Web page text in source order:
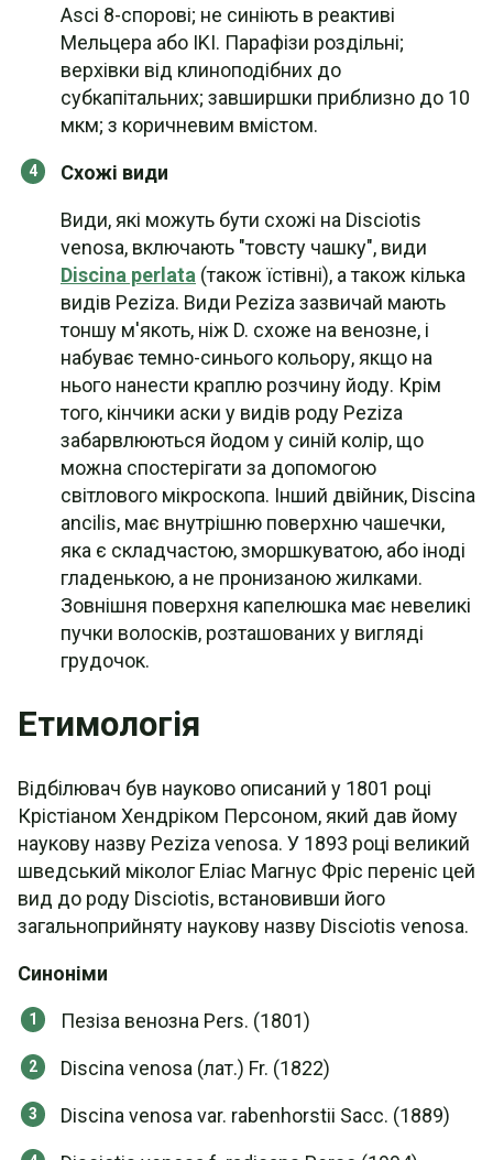
Asci 8-спорові; не синіють в реактиві
Мельцера або IKI. Парафізи роздільні;
верхівки від клиноподібних до
субкапітальних; завширшки приблизно до 10
мкм; з коричневим вмістом.
Схожі види
Види, які можуть бути схожі на Disciotis
venosa, включають "товсту чашку", види
Discina perlata (також їстівні), а також кілька
видів Peziza. Види Peziza зазвичай мають
тоншу м'якоть, ніж D. схоже на венозне, і
набуває темно-синього кольору, якщо на
нього нанести краплю розчину йоду. Крім
того, кінчики аски у видів роду Peziza
забарвлюються йодом у синій колір, що
можна спостерігати за допомогою
світлового мікроскопа. Інший двійник, Discina
ancilis, має внутрішню поверхню чашечки,
яка є складчастою, зморшкуватою, або іноді
гладенькою, а не пронизаною жилками.
Зовнішня поверхня капелюшка має невеликі
пучки волосків, розташованих у вигляді
грудочок.
Етимологія
Відбілювач був науково описаний у 1801 році
Крістіаном Хендріком Персоном, який дав йому
наукову назву Peziza venosa. У 1893 році великий
шведський міколог Еліас Магнус Фріс переніс цей
вид до роду Disciotis, встановивши його
загальноприйняту наукову назву Disciotis venosa.
Синоніми
Пезіза венозна Pers. (1801)
Discina venosa (лат.) Fr. (1822)
Discina venosa var. rabenhorstii Sacc. (1889)